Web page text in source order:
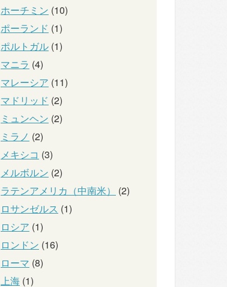
ホーチミン (10)
ポーランド (1)
ポルトガル (1)
マニラ (4)
マレーシア (11)
マドリッド (2)
ミュンヘン (2)
ミラノ (2)
メキシコ (3)
メルボルン (2)
ラテンアメリカ（中南米）
(2)
ロサンゼルス (1)
ロシア (1)
ロンドン (16)
ローマ (8)
上海 (1)